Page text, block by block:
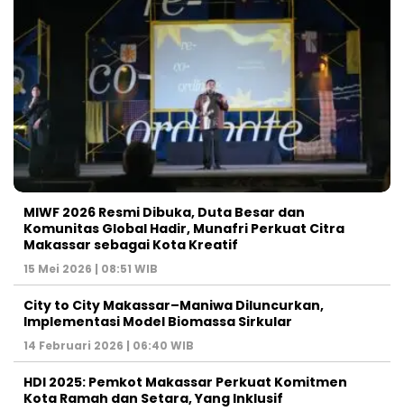
MIWF 2026 Resmi Dibuka, Duta Besar dan
Komunitas Global Hadir, Munafri Perkuat Citra
Makassar sebagai Kota Kreatif
15 Mei 2026 | 08:51 WIB
City to City Makassar–Maniwa Diluncurkan,
Implementasi Model Biomassa Sirkular
14 Februari 2026 | 06:40 WIB
HDI 2025: Pemkot Makassar Perkuat Komitmen
Kota Ramah dan Setara, Yang Inklusif